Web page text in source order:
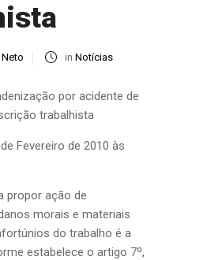
in Notícias
por acidente de
trabalhista
Fevereiro de 2010 às
propor ação de
morais e materiais
do trabalho é a
estabelece o artigo 7º,